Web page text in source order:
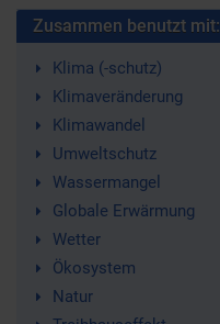
Zusammen benutzt mit:
Klima (-schutz)
Klimaveränderung
Klimawandel
Umweltschutz
Wassermangel
Globale Erwärmung
Wetter
Ökosystem
Natur